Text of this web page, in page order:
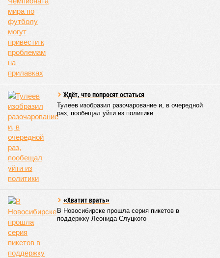
историю наблюдений. Он поразил территории современной
Бангладеш, тогда называвшейся Восточным Пакистаном, и
индийского штата Западная Бенгалия. Шторма унесли
жизни полумиллиона человек.
Кажется, стремящаяся сохранить свою чистоту природа
что-то знала о том, какие именно страны станут со
временем самыми «грязными» в плане производств, и
объяснить то, что в топ-10 природных катастроф почти все
места занимают бедствия, разразившиеся в Индии,
Пакистане, Бангладеш и Турции? Что характерно, Россию и
Европу подобные катастрофы никогда не затрагивали,
здесь беды были другими, включая массовый голод и
масштабные эпидемии вроде бубонной чумы (200 млн
погибших) или «испанки» (по разным оценкам, от 17,4 до
100 млн погибших во всём мире).
Когда земля – дыбом
Но это дела давно минувших дней. А что нам ждать в
дальнейшем? Авторы энциклопедии A-Z Animals,
основываясь на современных научных исследованиях и
глобальных тенденциях, составили свой список
потенциально самых смертоносных стихийных бедствий,
угрожающих человечеству непосредственно сейчас, в XXI